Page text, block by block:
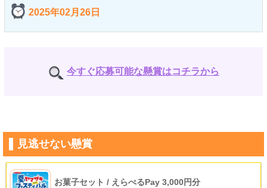
2025年02月26日
今すぐ応募可能な懸賞はコチラから
見逃せない懸賞
お菓子セット / えらべるPay 3,000円分